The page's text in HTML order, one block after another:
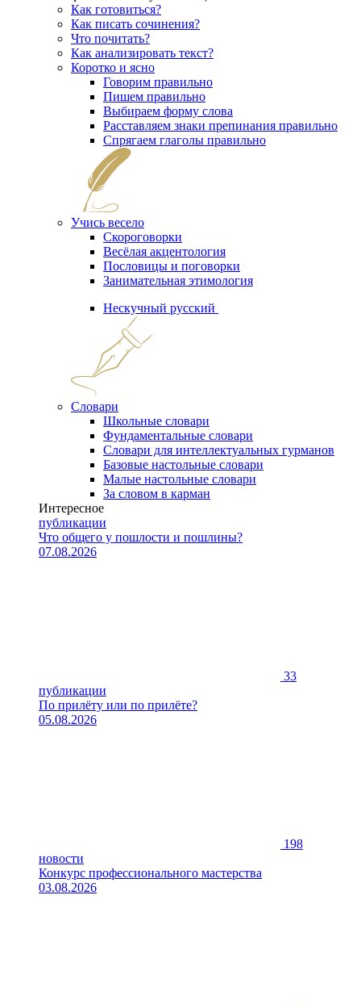
Как готовиться?
Как писать сочинения?
Что почитать?
Как анализировать текст?
Коротко и ясно
Говорим правильно
Пишем правильно
Выбираем форму слова
Расставляем знаки препинания правильно
Спрягаем глаголы правильно
Учись весело
Скороговорки
Весёлая акцентология
Пословицы и поговорки
Занимательная этимология
Нескучный русский
Словари
Школьные словари
Фундаментальные словари
Словари для интеллектуальных гурманов
Базовые настольные словари
Малые настольные словари
За словом в карман
Интересное
публикации
Что общего у пошлости и пошлины?
07.08.2026
33
публикации
По прилёту или по прилёте?
05.08.2026
198
новости
Конкурс профессионального мастерства
03.08.2026